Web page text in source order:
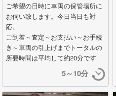
ご希望の日時に車両の保管場所に
お伺い致します。今日当日も対
応。
ご到着～査定～お支払い～お手続
き～車両の引上げまでトータルの
所要時間は平均して約20分です
5～10分